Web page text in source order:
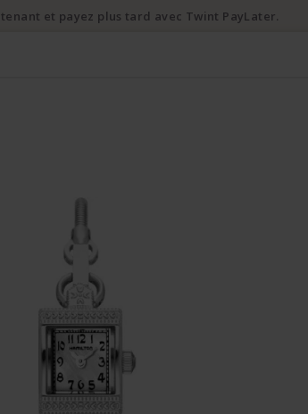
et payez plus tard avec Twint PayLater.